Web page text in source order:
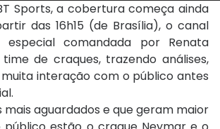
Sports, a cobertura começa ainda
das 16h15 (de Brasília), o canal
comandada por Renata
de craques, trazendo análises,
interação com o público antes
mais aguardados e que geram maior